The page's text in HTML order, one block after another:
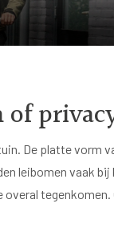
of
De platte vorm
leibomen vaak
tegenkomen.